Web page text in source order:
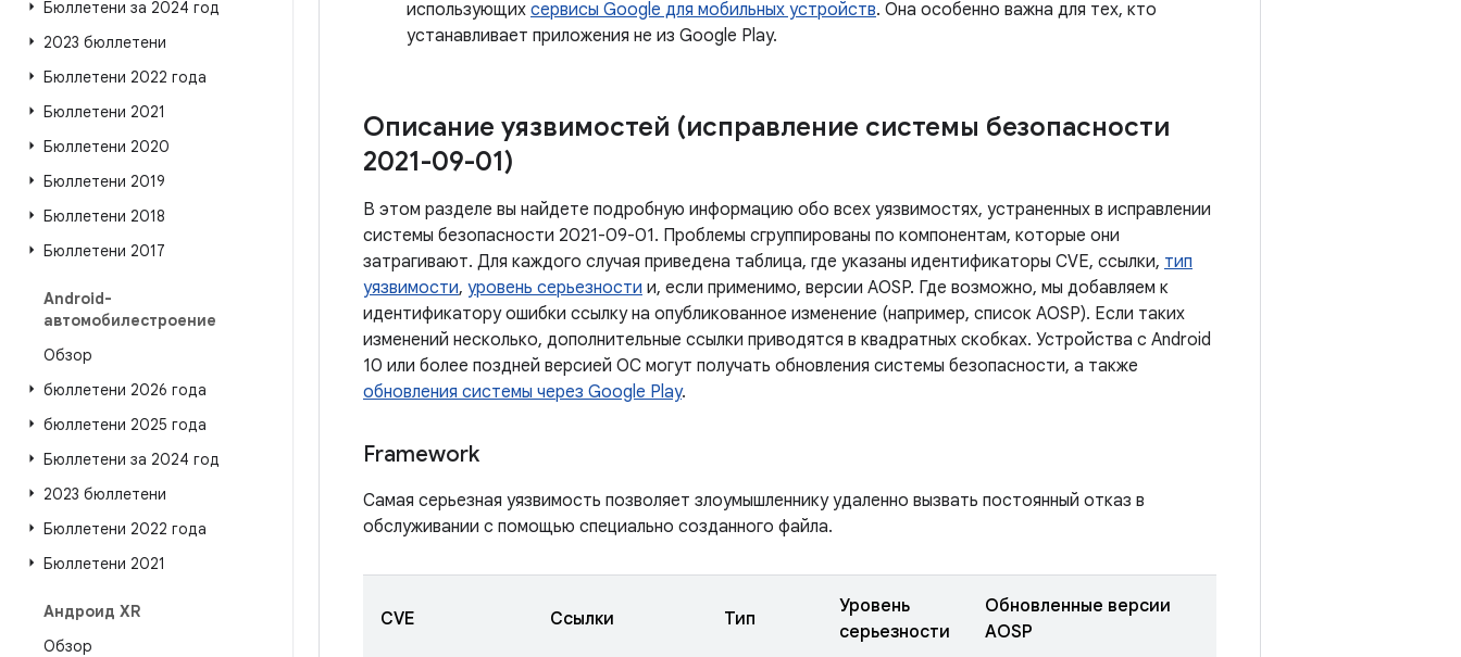
Бюллетени за 2024 год
2023 бюллетени
Бюллетени 2022 года
Бюллетени 2021
Бюллетени 2020
Бюллетени 2019
Бюллетени 2018
Бюллетени 2017
Android-
автомобилестроение
Обзор
бюллетени 2026 года
бюллетени 2025 года
Бюллетени за 2024 год
2023 бюллетени
Бюллетени 2022 года
Бюллетени 2021
Андроид XR
Обзор
использующих сервисы Google для мобильных устройств. Она особенно важна для тех, кто
устанавливает приложения не из Google Play.
Описание уязвимостей (исправление системы безопасности
2021-09-01)
В этом разделе вы найдете подробную информацию обо всех уязвимостях, устраненных в исправлении
системы безопасности 2021-09-01. Проблемы сгруппированы по компонентам, которые они
затрагивают. Для каждого случая приведена таблица, где указаны идентификаторы CVE, ссылки, тип
уязвимости, уровень серьезности и, если применимо, версии AOSP. Где возможно, мы добавляем к
идентификатору ошибки ссылку на опубликованное изменение (например, список AOSP). Если таких
изменений несколько, дополнительные ссылки приводятся в квадратных скобках. Устройства с Android
10 или более поздней версией ОС могут получать обновления системы безопасности, а также
обновления системы через Google Play.
Framework
Самая серьезная уязвимость позволяет злоумышленнику удаленно вызвать постоянный отказ в
обслуживании с помощью специально созданного файла.
CVE Ссылки Тип
Уровень
серьезности
Обновленные версии
AOSP